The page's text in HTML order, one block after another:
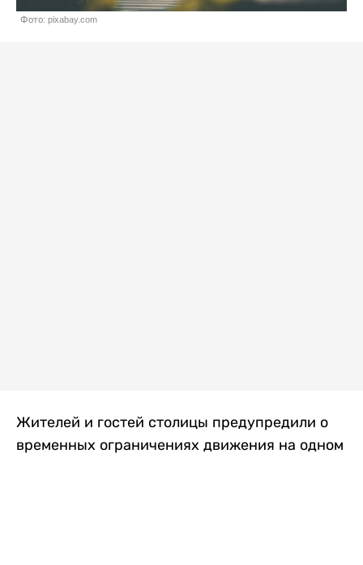
Фото: pixabay.com
Жителей и гостей столицы предупредили о
временных ограничениях движения на одном